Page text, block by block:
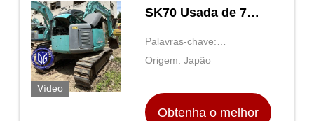
Vídeo
SK70 Usada de 7
Toneladas,
Profundidade de
Boa Condição
Palavras-chave:
Excavadora usada
Origem: Japão
Obtenha o melhor